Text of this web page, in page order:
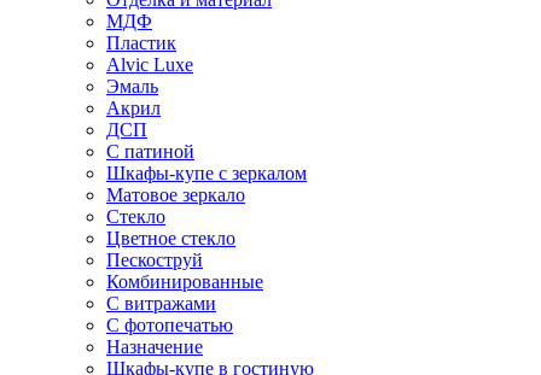
МДФ
Пластик
Alvic Luxe
Эмаль
Акрил
ДСП
С патиной
Шкафы-купе с зеркалом
Матовое зеркало
Стекло
Цветное стекло
Пескоструй
Комбинированные
С витражами
С фотопечатью
Назначение
Шкафы-купе в гостиную